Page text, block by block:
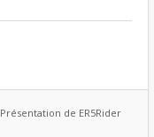
Présentation de ER5Rider